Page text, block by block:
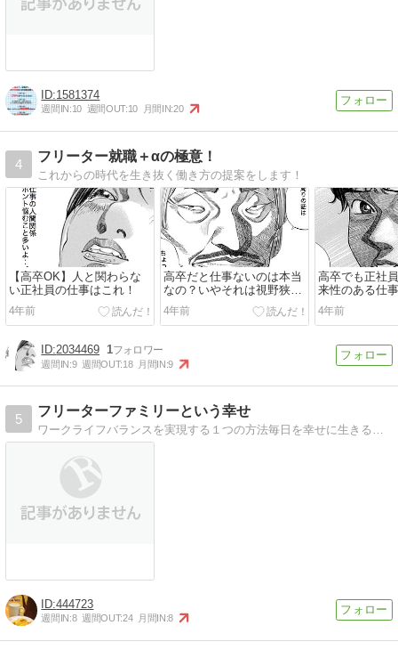
1581374
週間IN:10 週間OUT:10 月間IN:20
4
フリーター就職＋αの極意！
これからの時代を生き抜く働き方の提案をします！
【高卒OK】人と関わらな
い正社員の仕事はこれ！
4年前
高卒だと仕事ないのは本当
なの？いやそれは視野狭す
ぎですよ！
4年前
高卒でも正社
来性のある仕
歴は必要あり
4年前
2034469 1
週間IN:9 週間OUT:18 月間IN:9
5
フリーターファミリーという幸せ
444723
週間IN:8 週間OUT:24 月間IN:8